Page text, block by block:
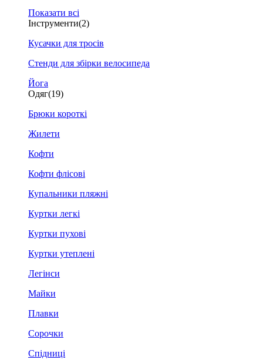
Показати всі
Інструменти(2)
Кусачки для тросів
Стенди для збірки велосипеда
Йога
Одяг(19)
Брюки короткі
Жилети
Кофти
Кофти флісові
Купальники пляжні
Куртки легкі
Куртки пухові
Куртки утеплені
Легінси
Майки
Плавки
Сорочки
Спідниці